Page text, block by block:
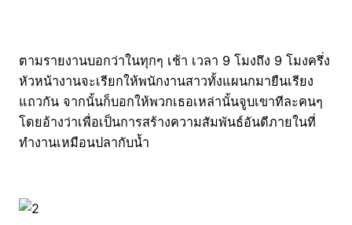
ตามรายงานบอกว่าในทุกๆ เช้า เวลา 9 โมงถึง 9 โมงครึ่ง
หัวหน้างานจะเรียกให้พนักงานสาวทั้งแผนกมายืนเรียง
แถวกัน จากนั้นก็บอกให้พวกเธอเหล่านั้นจูบเขาทีละคนๆ
โดยอ้างว่าเพื่อเป็นการสร้างความสัมพันธ์อันดีภายในที่
ทำงานเหมือนปลากับน้ำ